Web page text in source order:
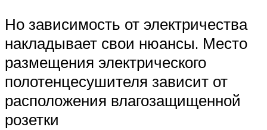
Но зависимость от электричества
накладывает свои нюансы. Место
размещения электрического
полотенцесушителя зависит от
расположения влагозащищенной
розетки